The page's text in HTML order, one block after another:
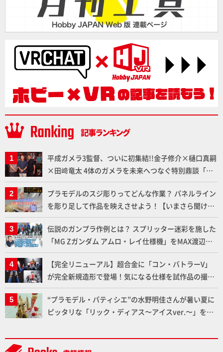
平成ガメラ3監督、ついに初集結!!金子修介×樋口真嗣
×田﨑竜太 4体のガメラを未来へつなぐ特別鼎談「ガ
メラ永久保存化プロジェクト FINAL」
プラモデルのスジ彫りってどんな作業？ パネルライン
を彫り足して作品を映えさせよう！【いまさら聞けな
いプラモデルの基礎：スジ彫りとパネルライン】
伝説のガンプラ作例とは？ スプリッター迷彩を施した
「MG Zガンダム アムロ・レイ仕様機」をMAX渡辺が
ふたたび塗る!!【試し読み】
【完全リニューアル】超合金に「コン・バトラーV」
が完全新規造形で登場！気になる仕様を試作品の撮り
下ろしでご紹介!!さらに「大鉄人17」＆「ワンエイ
ト」セット情報もお届け！【超合金の魂】
“プラモデル・パティシエ”の水野明佳さんが暑い夏に
ピッタリな「リック・ディアス〜アイスver.〜」を製